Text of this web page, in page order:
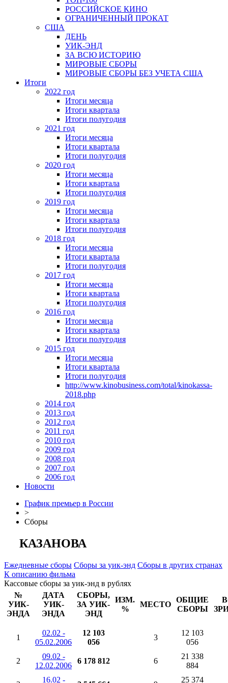
РОССИЙСКОЕ КИНО
ОГРАНИЧЕННЫЙ ПРОКАТ
США
ДЕНЬ
УИК-ЭНД
ЗА ВСЮ ИСТОРИЮ
МИРОВЫЕ СБОРЫ
МИРОВЫЕ СБОРЫ БЕЗ УЧЕТА США
Итоги
2022 год
Итоги месяца
Итоги квартала
Итоги полугодия
2021 год
Итоги месяца
Итоги квартала
Итоги полугодия
2020 год
Итоги месяца
Итоги квартала
Итоги полугодия
2019 год
Итоги месяца
Итоги квартала
Итоги полугодия
2018 год
Итоги месяца
Итоги квартала
Итоги полугодия
2017 год
Итоги месяца
Итоги квартала
Итоги полугодия
2016 год
Итоги месяца
Итоги квартала
Итоги полугодия
2015 год
Итоги месяца
Итоги квартала
Итоги полугодия
http://www.kinobusiness.com/total/kinokassa-
2018.php
2014 год
2013 год
2012 год
2011 год
2010 год
2009 год
2008 год
2007 год
2006 год
Новости
График премьер в России
>
Сборы
КАЗАНОВА
Ежедневные сборы Сборы за уик-энд Сборы в других странах
К описанию фильма
Кассовые сборы за уик-энд в рублях
№
УИК-
ЭНДА
ДАТА
УИК-
ЭНДА
СБОРЫ,
ЗА УИК-
ЭНД
ИЗМ.
%
МЕСТО
ОБЩИЕ
СБОРЫ
1
02.02 -
05.02.2006
12 103
056
3
12 103
056
2
09.02 -
12.02.2006
6 178 812 6
21 338
884
16.02 - 25 374